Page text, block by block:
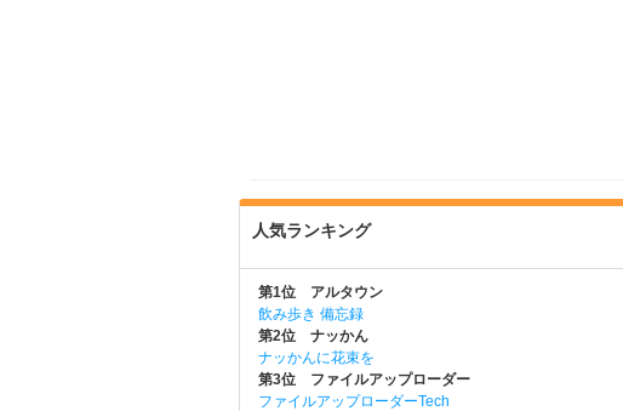
人気ランキング
第1位 アルタウン
飲み歩き 備忘録
第2位 ナッかん
ナッかんに花束を
第3位 ファイルアップローダー
ファイルアップローダーTech